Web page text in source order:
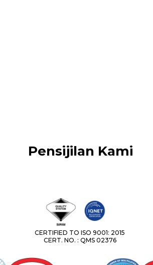
Pensijilan Kami
CERTIFIED TO ISO 9001: 2015
CERT. NO. : QMS 02376